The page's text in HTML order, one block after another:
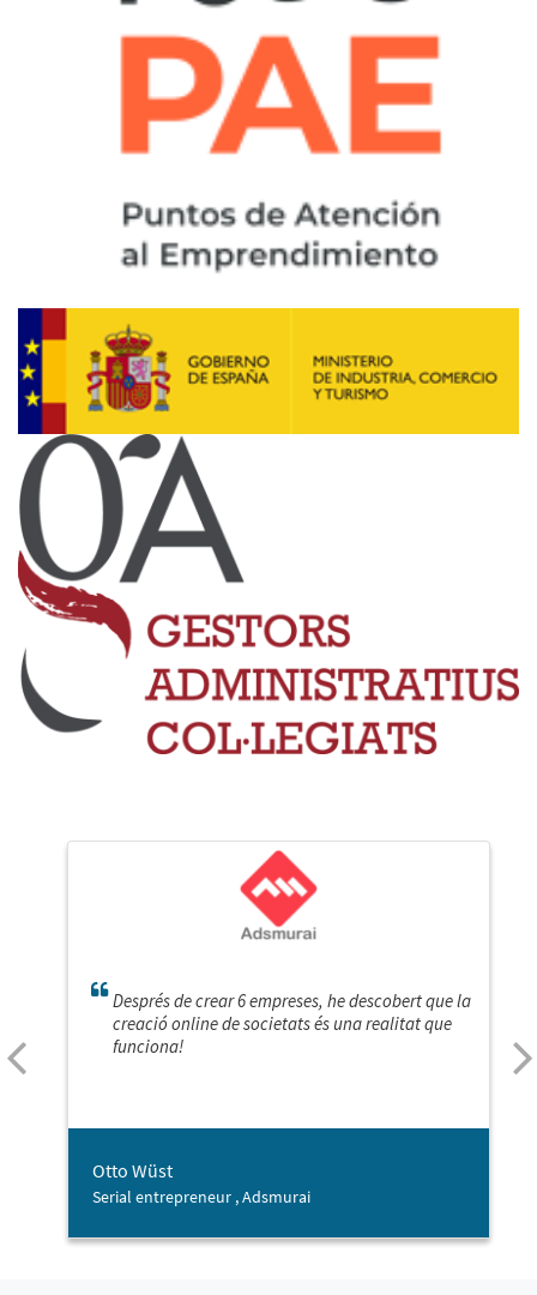
Després de crear 6 empreses, he descobert que la
creació online de societats és una realitat que
funciona!
Otto Wüst
Serial entrepreneur , Adsmurai